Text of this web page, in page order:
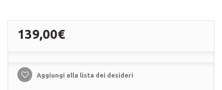
139,00€
Aggiungi alla lista dei desideri